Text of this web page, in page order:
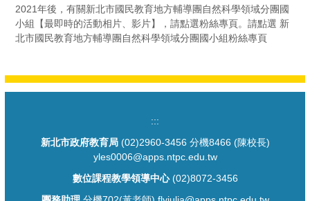
2021年後，有關新北市國民教育地方輔導團自然科學領域分團國
小組【最即時的活動相片、影片】，請點選粉絲專頁。請點選 新
北市國民教育地方輔導團自然科學領域分團國小組粉絲專頁
:::
新北市政府教育局(02)2960-3456 分機8466 (陳校長)
yles0006@apps.ntpc.edu.tw
數位課程教學領導中心(02)8072-3456